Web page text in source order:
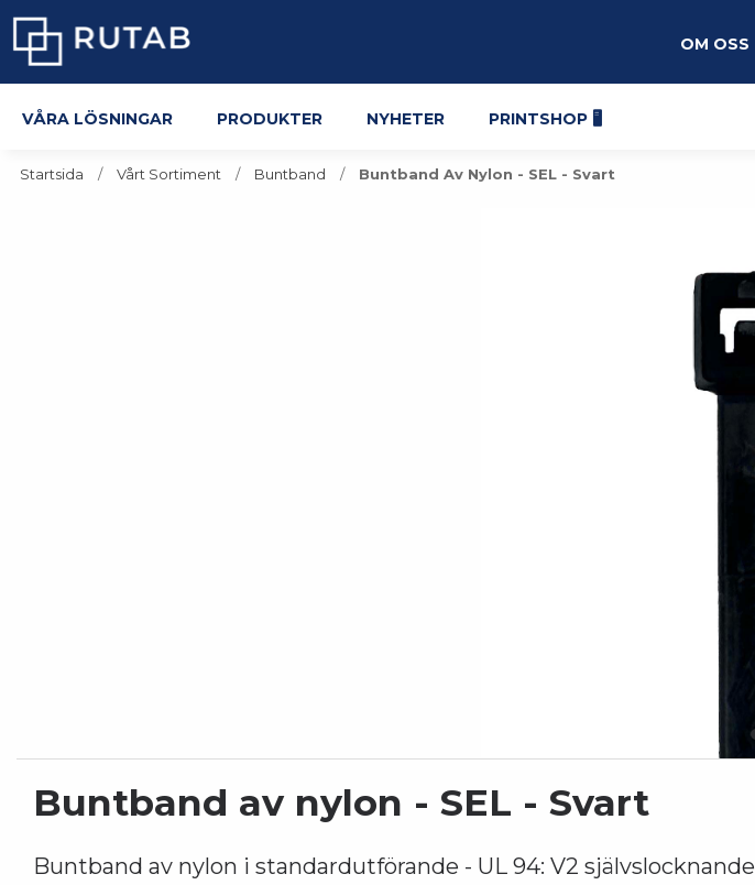
Om oss
Våra lösningar Produkter Nyheter Printshop 🖥️
Startsida Vårt Sortiment Buntband Buntband Av Nylon - SEL - Svart
Buntband av nylon - SEL - Svart
Buntband av nylon i standardutförande - UL 94: V2 självslocknande